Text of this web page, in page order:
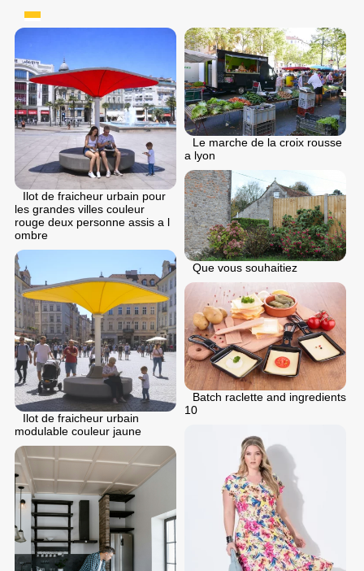
Ilot de fraicheur urbain pour
les grandes villes couleur
rouge deux personne assis a l
ombre
Le marche de la croix rousse
a lyon
Que vous souhaitiez
Ilot de fraicheur urbain
modulable couleur jaune
Batch raclette and ingredients
10